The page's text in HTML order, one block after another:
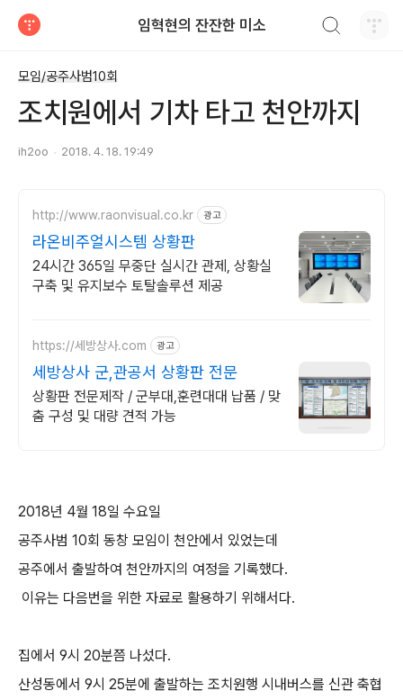
임혁현의 잔잔한 미소
모임/공주사범10회
조치원에서 기차 타고 천안까지
ih2oo 2018. 4. 18. 19:49
http://www.raonvisual.co.kr 광고
라온비주얼시스템 상황판
24시간 365일 무중단 실시간 관제, 상황실
구축 및 유지보수 토탈솔루션 제공
https://세방상사.com 광고
세방상사 군,관공서 상황판 전문
상황판 전문제작 / 군부대,훈련대대 납품 / 맞
춤 구성 및 대량 견적 가능
2018년 4월 18일 수요일
공주사범 10회 동창 모임이 천안에서 있었는데
공주에서 출발하여 천안까지의 여정을 기록했다.
이유는 다음번을 위한 자료로 활용하기 위해서다.
집에서 9시 20분쯤 나섰다.
산성동에서 9시 25분에 출발하는 조치원행 시내버스를 신관 축협